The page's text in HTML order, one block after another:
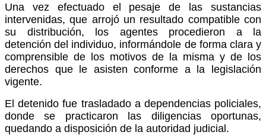
Una vez efectuado el pesaje de las sustancias
intervenidas, que arrojó un resultado compatible con
su distribución, los agentes procedieron a la
detención del individuo, informándole de forma clara y
comprensible de los motivos de la misma y de los
derechos que le asisten conforme a la legislación
vigente.
El detenido fue trasladado a dependencias policiales,
donde se practicaron las diligencias oportunas,
quedando a disposición de la autoridad judicial.